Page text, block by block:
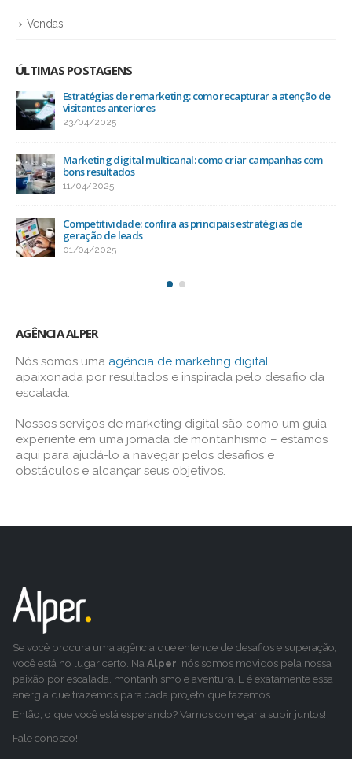
Vendas
ÚLTIMAS POSTAGENS
de Ranqueamento: o impacto das redes sociais no SEO
25/03/2025
Como a mídia social ajuda na conexão com o público-
13/03/2025
Otimização de sites: como alcançar bons resultados na
busca orgânica
03/03/2025
AGÊNCIA ALPER
Nós somos uma agência de marketing digital
apaixonada por resultados e inspirada pelo desafio da
escalada.
Nossos serviços de marketing digital são como um guia
experiente em uma jornada de montanhismo – estamos
aqui para ajudá-lo a navegar pelos desafios e
obstáculos e alcançar seus objetivos.
Se você procura uma agência que entende de desafios e superação,
você está no lugar certo. Na Alper , nós somos movidos pela nossa
paixão por escalada, montanhismo e aventura. E é exatamente essa
energia que trazemos para cada projeto que fazemos.
Então, o que você está esperando? Vamos começar a subir juntos!
Fale conosco!